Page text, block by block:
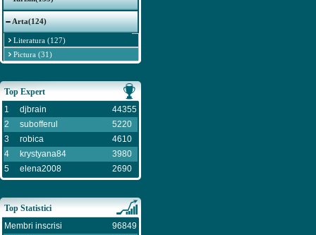
Arta(124)
Literatura (127)
Pictura (31)
Top Expert
1
djbrain
44355
2
subofferul
5220
3
robica
4610
4
krystyana84
3980
5
elena2008 2690
Top Statistici
Membri inscrisi
96849